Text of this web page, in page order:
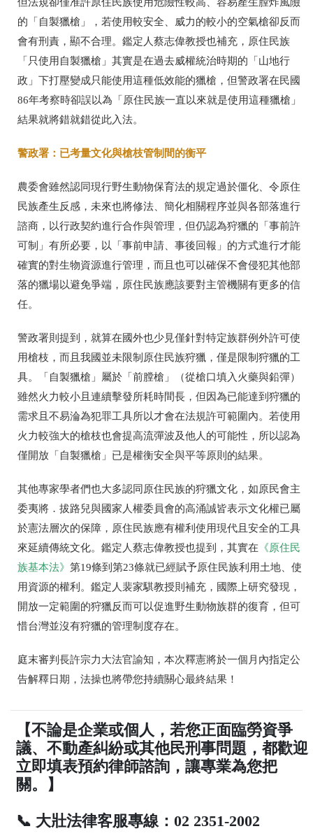
但法規卻僅准許原住民族使用危險性較高、容易產生膛炸風險
的「自製獵槍」，若使用較安全、威力的較小的空氣槍卻反而
會有刑責，顯不合理。鑑定人蔡志偉教授也補充，原住民族
「只使用自製獵槍」其實是在過去威權統治時期的「山地行
政」下打壓變成只能使用這種低效能的獵槍，但警政署在民國
86年考察時卻誤以為「原住民族一直以來就是使用這種獵槍」
結果就將錯就錯從此入法。
警政署：已考量文化與槍枝管制間的衡平
農委會雖然認同現行野生動物保育法的規定過於僵化、令原住
民族產生反感，未來也將修法、簡化相關程序並與各部落進行
諮商，以行政契約進行合作與管理，但仍認為狩獵的「事前許
可制」有所必要，以「事前申請、事後回報」的方式進行才能
確實的對生物資源進行管理，而且也可以確保不會侵犯其他部
落的獵場以避免爭端，原住民族應該要對主管機關有更多的信
任。
警政署則提到，就算在國外也少見僅針對特定族群例外許可使
用槍枝，而且我國並未限制原住民族狩獵，僅是限制狩獵的工
具。「自製獵槍」屬於「前膛槍」（從槍口填入火藥與鉛彈）
雖然火力較小且連續擊發所耗時間長，但因為已能達到狩獵的
需求且不易淪為犯罪工具所以才會在法規許可範圍內。若使用
火力較強大的槍枝也會提高流彈波及他人的可能性，所以認為
僅開放「自製獵槍」已是權衡安全與平等原則的結果。
其他專家學者們也大多認同原住民族的狩獵文化，如原民會主
委夷將．拔路兒與國家人權委員會的高涌誠皆表示文化權已屬
於憲法層次的保障，原住民族應有權利使用現代且安全的工具
來延續傳統文化。鑑定人蔡志偉教授也提到，其實在 《原住民
族基本法》 第19條到第23條就已經賦予原住民族利用土地、使
用資源的權利。鑑定人裴家騏教授則補充，國際上研究發現，
開放一定範圍的狩獵反而可以促進野生動物族群的復育，但可
惜台灣並沒有狩獵的管理制度存在。
庭末審判長許宗力大法官諭知，本次釋憲將於一個月內指定公
告解釋日期 ，法操也將帶您持續關心最終結果！
【不論是企業或個人，若您正面臨勞資爭
議、不動產糾紛或其他民刑事問題，都歡迎
立即填表預約律師諮詢，讓專業為您把
關。】
📞 大壯法律客服專線：02 2351-2002